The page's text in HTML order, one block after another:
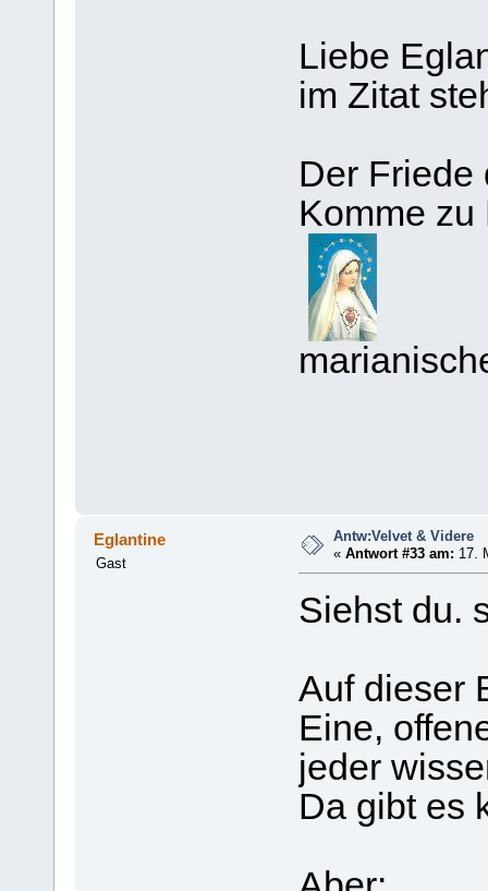
Liebe
im Zitat
Der Friede
Komme zu
Eglantine
Gast
Antw:Velvet & Videre
«Antwort #33 am: 17.
Siehst du.
Auf dieser
Eine,
jeder
Da gibt es